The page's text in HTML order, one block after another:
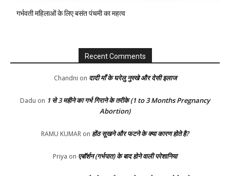
गर्भवती महिलाओं के लिए बसंत पंचमी का महत्व
Recent Comments
Chandni on दादी माँ के घरेलु नुस्खे और देसी इलाज
Dadu on 1 से 3 महीने का गर्भ गिराने के तरीके (1 to 3 Months Pregnancy
Abortion)
RAMU KUMAR on होंठ सूखने और फटने के क्या कारण होते है?
Priya on एबॉर्शन (गर्भपात) के बाद होने वाली परेशानिया